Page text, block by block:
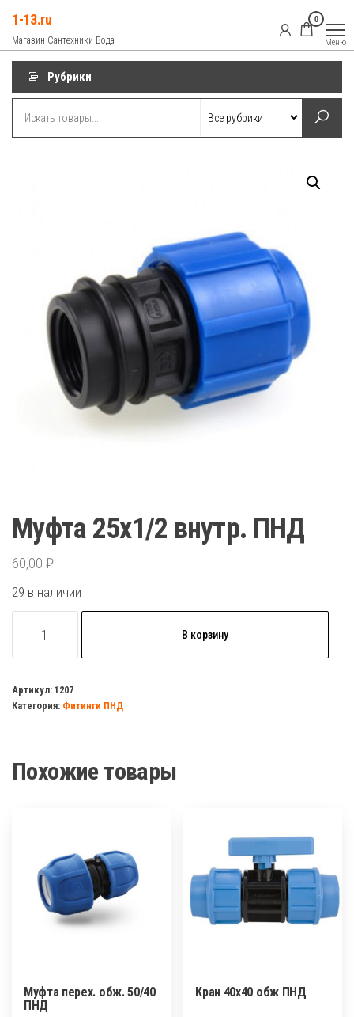
содержимому
1-13.ru
Магазин Сантехники Вода
0
Меню
Рубрики
Муфта 25х1/2 внутр. ПНД
60,00 ₽
29 в наличии
товара
25х1/2
внутр.
В корзину
Артикул: 1207
Категория: Фитинги ПНД
Похожие товары
Муфта перех. обж. 50/40
ПНД
Кран 40х40 обж ПНД